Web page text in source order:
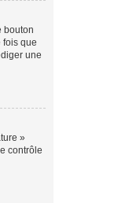
bouton
fois que
une
»
contrôle